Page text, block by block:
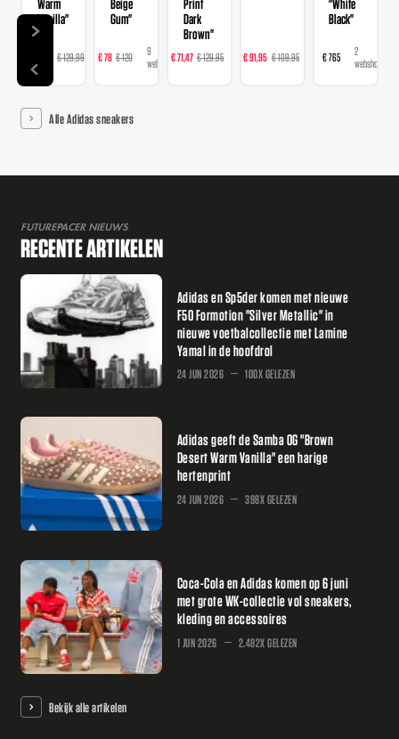
Warm
Vanilla"
€ 129,99
14
webshops
Beige
Gum"
€ 78 € 120
9
webshops
Print
Dark
Brown"
€ 71,47 € 129,95
16
webshops
€ 91,95 € 109,95
webshops
"White
Black"
€ 765
2
webshops
Alle Adidas sneakers
FUTUREPACER NIEUWS
RECENTE ARTIKELEN
Adidas en Sp5der komen met nieuwe
F50 Formotion "Silver Metallic" in
nieuwe voetbalcollectie met Lamine
Yamal in de hoofdrol
24 JUN 2026 100X GELEZEN
Adidas geeft de Samba OG "Brown
Desert Warm Vanilla" een harige
hertenprint
24 JUN 2026 398X GELEZEN
Coca-Cola en Adidas komen op 6 juni
met grote WK-collectie vol sneakers,
kleding en accessoires
1 JUN 2026 2.482X GELEZEN
Bekijk alle artikelen